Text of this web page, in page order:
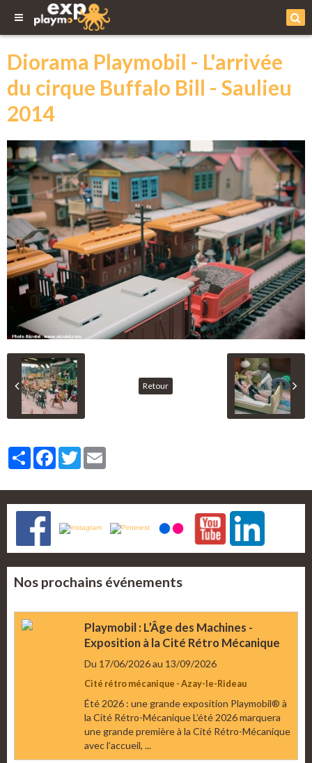
Diorama Playmobil - L'arrivée
du cirque Buffalo Bill - Saulieu
2014
Retour
PartagerFacebook
Twitter
Nos prochains événements
Playmobil : L’Âge des Machines -
Exposition à la Cité Rétro Mécanique
Du 17/06/2026au 13/09/2026
Cité rétro mécanique - Azay-le-Rideau
Été 2026 : une grande exposition Playmobil® à
la Cité Rétro-Mécanique L’été 2026 marquera
une grande première à la Cité Rétro-Mécanique
avec l’accueil, ...